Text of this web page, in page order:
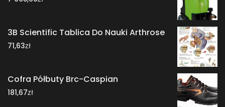
3B Scientific Tablica Do Nauki Arthrose
71,63zł
Cofra Półbuty Brc-Caspian
181,67zł